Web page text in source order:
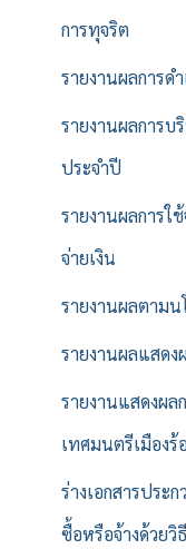
การทุจริต
รายงานผลการด
รายงานผลการ
ประจำปี
รายงานผลการใ
จ่ายเงิน
รายงานผลตามน
รายงานผลแสดง
รายงานแสดงผ
เทศมนตรีเมืองร้
ร่างเอกสารประ
ซื้อหรือจ้างด้วยวิ